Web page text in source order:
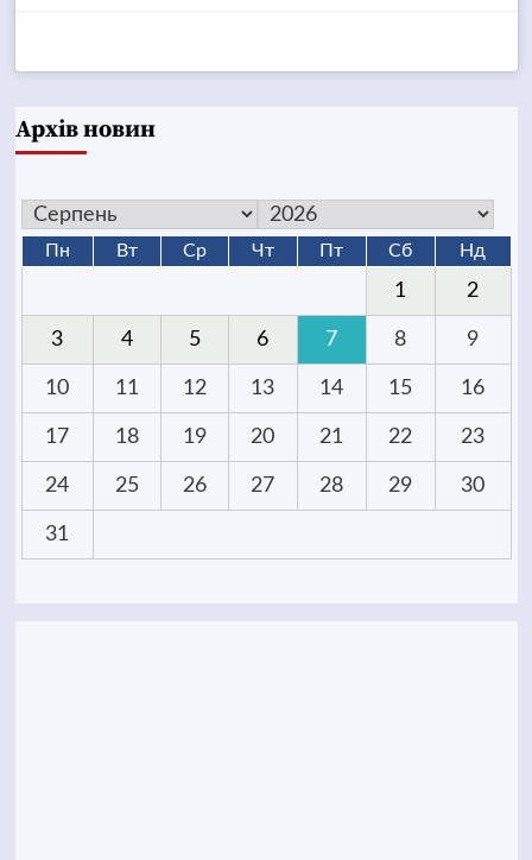
Архів новин
Пн Вт Ср Чт Пт Сб Нд
1 2
3 4 5 6 7 8 9
10 11 12 13 14 15 16
17 18 19 20 21 22 23
24 25 26 27 28 29 30
31